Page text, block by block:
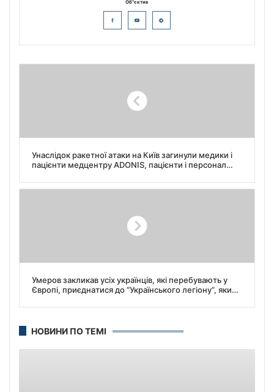
Об"єктив
Унаслідок ракетної атаки на Київ загинули медики і
пацієнти медцентру ADONIS, пацієнти і персонал
Умеров закликав усіх українців, які перебувають у
Європі, приєднатися до “Українського легіону”, який
НОВИНИ ПО ТЕМІ